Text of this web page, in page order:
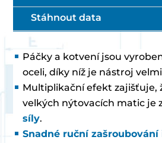
Stáhnout data
Páčky a kotvení jsou
oceli, díky níž je nástroj velmi
Multiplikační efekt zajišťuje,
velkých nýtovacích matic je
síly.
Snadné ruční